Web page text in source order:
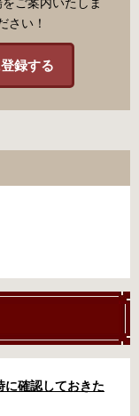
さい！
録する
に確認しておきた